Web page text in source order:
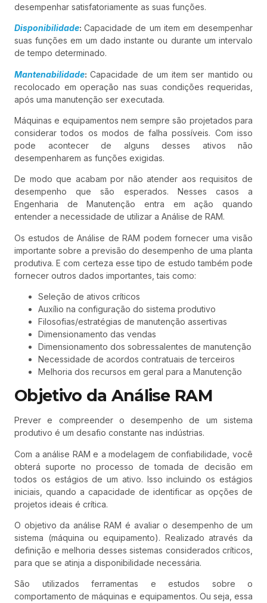
desempenhar satisfatoriamente as suas funções.
Disponibilidade:Capacidade de um item em desempenhar
suas funções em um dado instante ou durante um intervalo
de tempo determinado.
Mantenabilidade:Capacidade de um item ser mantido ou
recolocado em operação nas suas condições requeridas,
após uma manutenção ser executada.
Máquinas e equipamentos nem sempre são projetados para
considerar todos os modos de falha possíveis. Com isso
pode acontecer de alguns desses ativos não
desempenharem as funções exigidas.
De modo que acabam por não atender aos requisitos de
desempenho que são esperados. Nesses casos a
Engenharia de Manutenção entra em ação quando
entender a necessidade de utilizar a Análise de RAM.
Os estudos de Análise de RAM podem fornecer uma visão
importante sobre a previsão do desempenho de uma planta
produtiva. E com certeza esse tipo de estudo também pode
fornecer outros dados importantes, tais como:
Seleção de ativos críticos
Auxílio na configuração do sistema produtivo
Filosofias/estratégias de manutenção assertivas
Dimensionamento das vendas
Dimensionamento dos sobressalentes de manutenção
Necessidade de acordos contratuais de terceiros
Melhoria dos recursos em geral para a Manutenção
Objetivo da Análise RAM
Prever e compreender o desempenho de um sistema
produtivo é um desafio constante nas indústrias.
Com a análise RAM e a modelagem de confiabilidade, você
obterá suporte no processo de tomada de decisão em
todos os estágios de um ativo. Isso incluindo os estágios
iniciais, quando a capacidade de identificar as opções de
projetos ideais é crítica.
O objetivo da análise RAM é avaliar o desempenho de um
sistema (máquina ou equipamento). Realizado através da
definição e melhoria desses sistemas considerados críticos,
para que se atinja a disponibilidade necessária.
São utilizados ferramentas e estudos sobre o
comportamento de máquinas e equipamentos. Ou seja, essa